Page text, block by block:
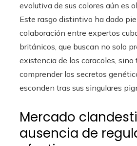
evolutiva de sus colores aún es
Este rasgo distintivo ha dado
colaboración entre expertos
británicos, que buscan no solo
existencia de los caracoles, sino
comprender los secretos
esconden tras sus singulares
Mercado
ausencia de